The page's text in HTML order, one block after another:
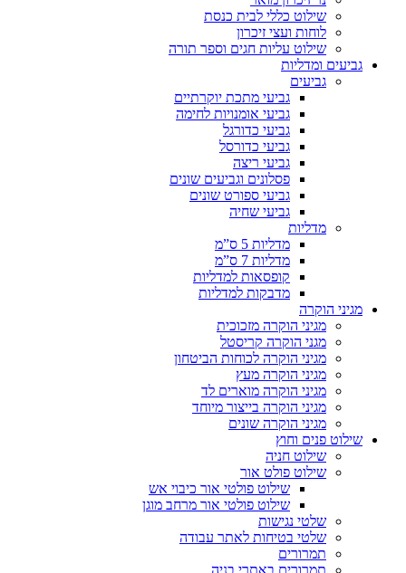
שילוט כללי לבית כנסת
לוחות ועצי זיכרון
שילוט עליות חגים וספר תורה
גביעים ומדליות
גביעים
גביעי מתכת יוקרתיים
גביעי אומנויות לחימה
גביעי כדורגל
גביעי כדורסל
גביעי ריצה
פסלונים וגביעים שונים
גביעי ספורט שונים
גביעי שחיה
מדליות
מדליות 5 ס”מ
מדליות 7 ס”מ
קופסאות למדליות
מדבקות למדליות
מגיני הוקרה
מגיני הוקרה מזכוכית
מגני הוקרה קריסטל
מגיני הוקרה לכוחות הביטחון
מגיני הוקרה מעץ
מגיני הוקרה מוארים לד
מגיני הוקרה בייצור מיוחד
מגיני הוקרה שונים
שילוט פנים וחוץ
שילוט חניה
שילוט פולט אור
שילוט פולטי אור כיבוי אש
שילוט פולטי אור מרחב מוגן
שלטי נגישות
שלטי בטיחות לאתר עבודה
תמרורים
תמרורים באתרי בניה